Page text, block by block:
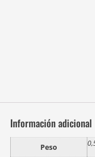
Información adicional
Peso